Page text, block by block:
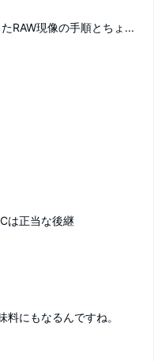
RAW現像の手順とちょ...
は正当な後継
にもなるんですね。